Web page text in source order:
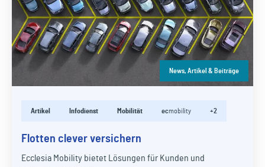
News, Artikel & Beiträge
Artikel Infodienst Mobilität ecmobility +2
Flotten clever versichern
Ecclesia Mobility bietet Lösungen für Kunden und